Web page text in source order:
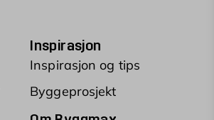
Inspirasjon
Inspirasjon og tips
Byggeprosjekt